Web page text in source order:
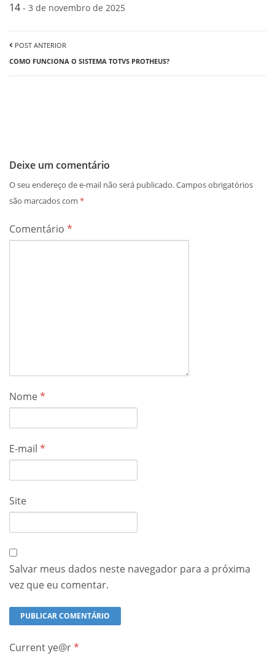
14 - 3 de novembro de 2025
POST ANTERIOR
COMO FUNCIONA O SISTEMA TOTVS PROTHEUS?
Deixe um comentário
O seu endereço de e-mail não será publicado.Campos obrigatórios
são marcados com *
Comentário *
Nome*
E-mail *
Site
Salvar meus dados neste navegador para a próxima
vez que eu comentar.
Current ye@r*